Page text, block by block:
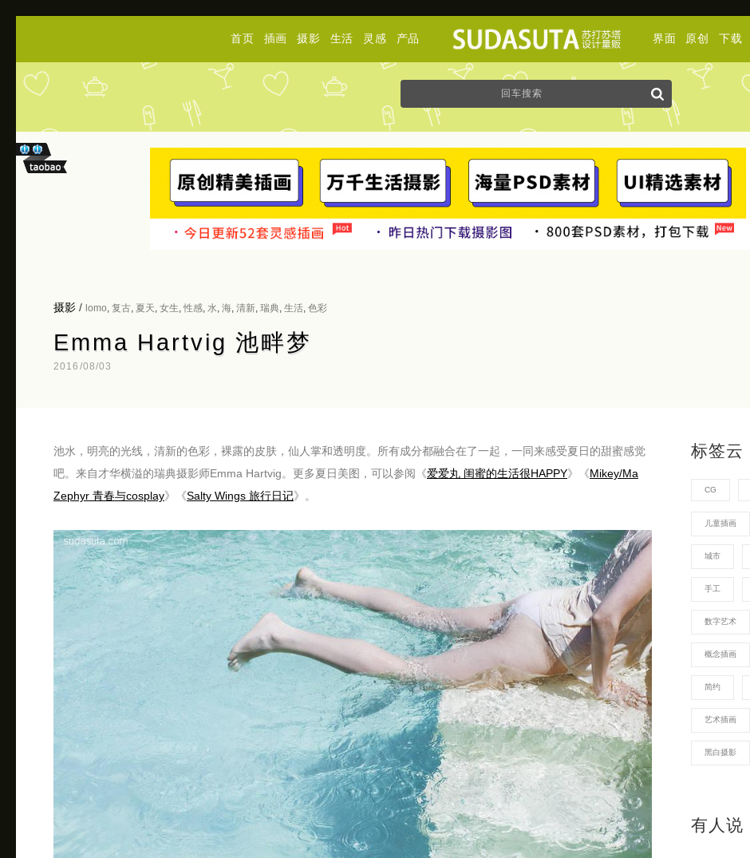
首页 插画 摄影 生活 灵感 产品 界面 原创 下载
摄影 / lomo 复古 夏天 女生 性感 水 海 清新 瑞典 生活 色彩
Emma Hartvig 池畔梦
2016/08/03
池水，明亮的光线，清新的色彩，裸露的皮肤，仙人掌和透明度。所有成分都融合在了一起，一同来感受夏日的甜蜜感觉
吧。来自才华横溢的瑞典摄影师Emma Hartvig。更多夏日美图，可以参阅《爱爱丸 闺蜜的生活很HAPPY》《Mikey/Ma
Zephyr 青春与cosplay》《Salty Wings 旅行日记》。
标签云
CG
儿童插画
城市
手工
数字艺术
概念插画
简约
艺术插画
黑白摄影
有人说